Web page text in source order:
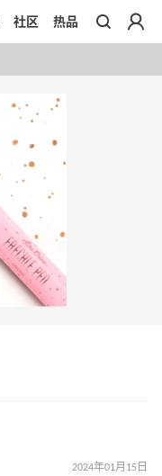
社区 热品
2024年01月15日